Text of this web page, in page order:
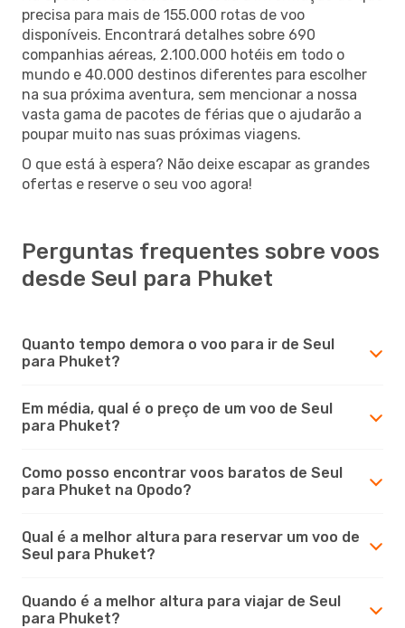
precisa para mais de 155.000 rotas de voo
disponíveis. Encontrará detalhes sobre 690
companhias aéreas, 2.100.000 hotéis em todo o
mundo e 40.000 destinos diferentes para escolher
na sua próxima aventura, sem mencionar a nossa
vasta gama de pacotes de férias que o ajudarão a
poupar muito nas suas próximas viagens.
O que está à espera? Não deixe escapar as grandes
ofertas e reserve o seu voo agora!
Perguntas frequentes sobre voos
desde Seul para Phuket
Quanto tempo demora o voo para ir de Seul
para Phuket?
Em média, qual é o preço de um voo de Seul
para Phuket?
Como posso encontrar voos baratos de Seul
para Phuket na Opodo?
Qual é a melhor altura para reservar um voo de
Seul para Phuket?
Quando é a melhor altura para viajar de Seul
para Phuket?